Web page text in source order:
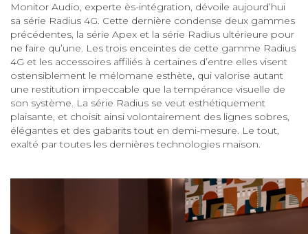
Monitor Audio, experte ès-intégration, dévoile aujourd’hui
sa série Radius 4G. Cette dernière condense deux gammes
précédentes, la série Apex et la série Radius ultérieure pour
ne faire qu’une. Les trois enceintes de cette gamme Radius
4G et les accessoires affiliés à certaines d’entre elles visent
ostensiblement le mélomane esthète, qui valorise autant
une restitution impeccable que la tempérance visuelle de
son système. La série Radius se veut esthétiquement
plaisante, et choisit ainsi volontairement des lignes sobres,
élégantes et des gabarits tout en demi-mesure. Le tout,
exalté par toutes les dernières technologies maison.